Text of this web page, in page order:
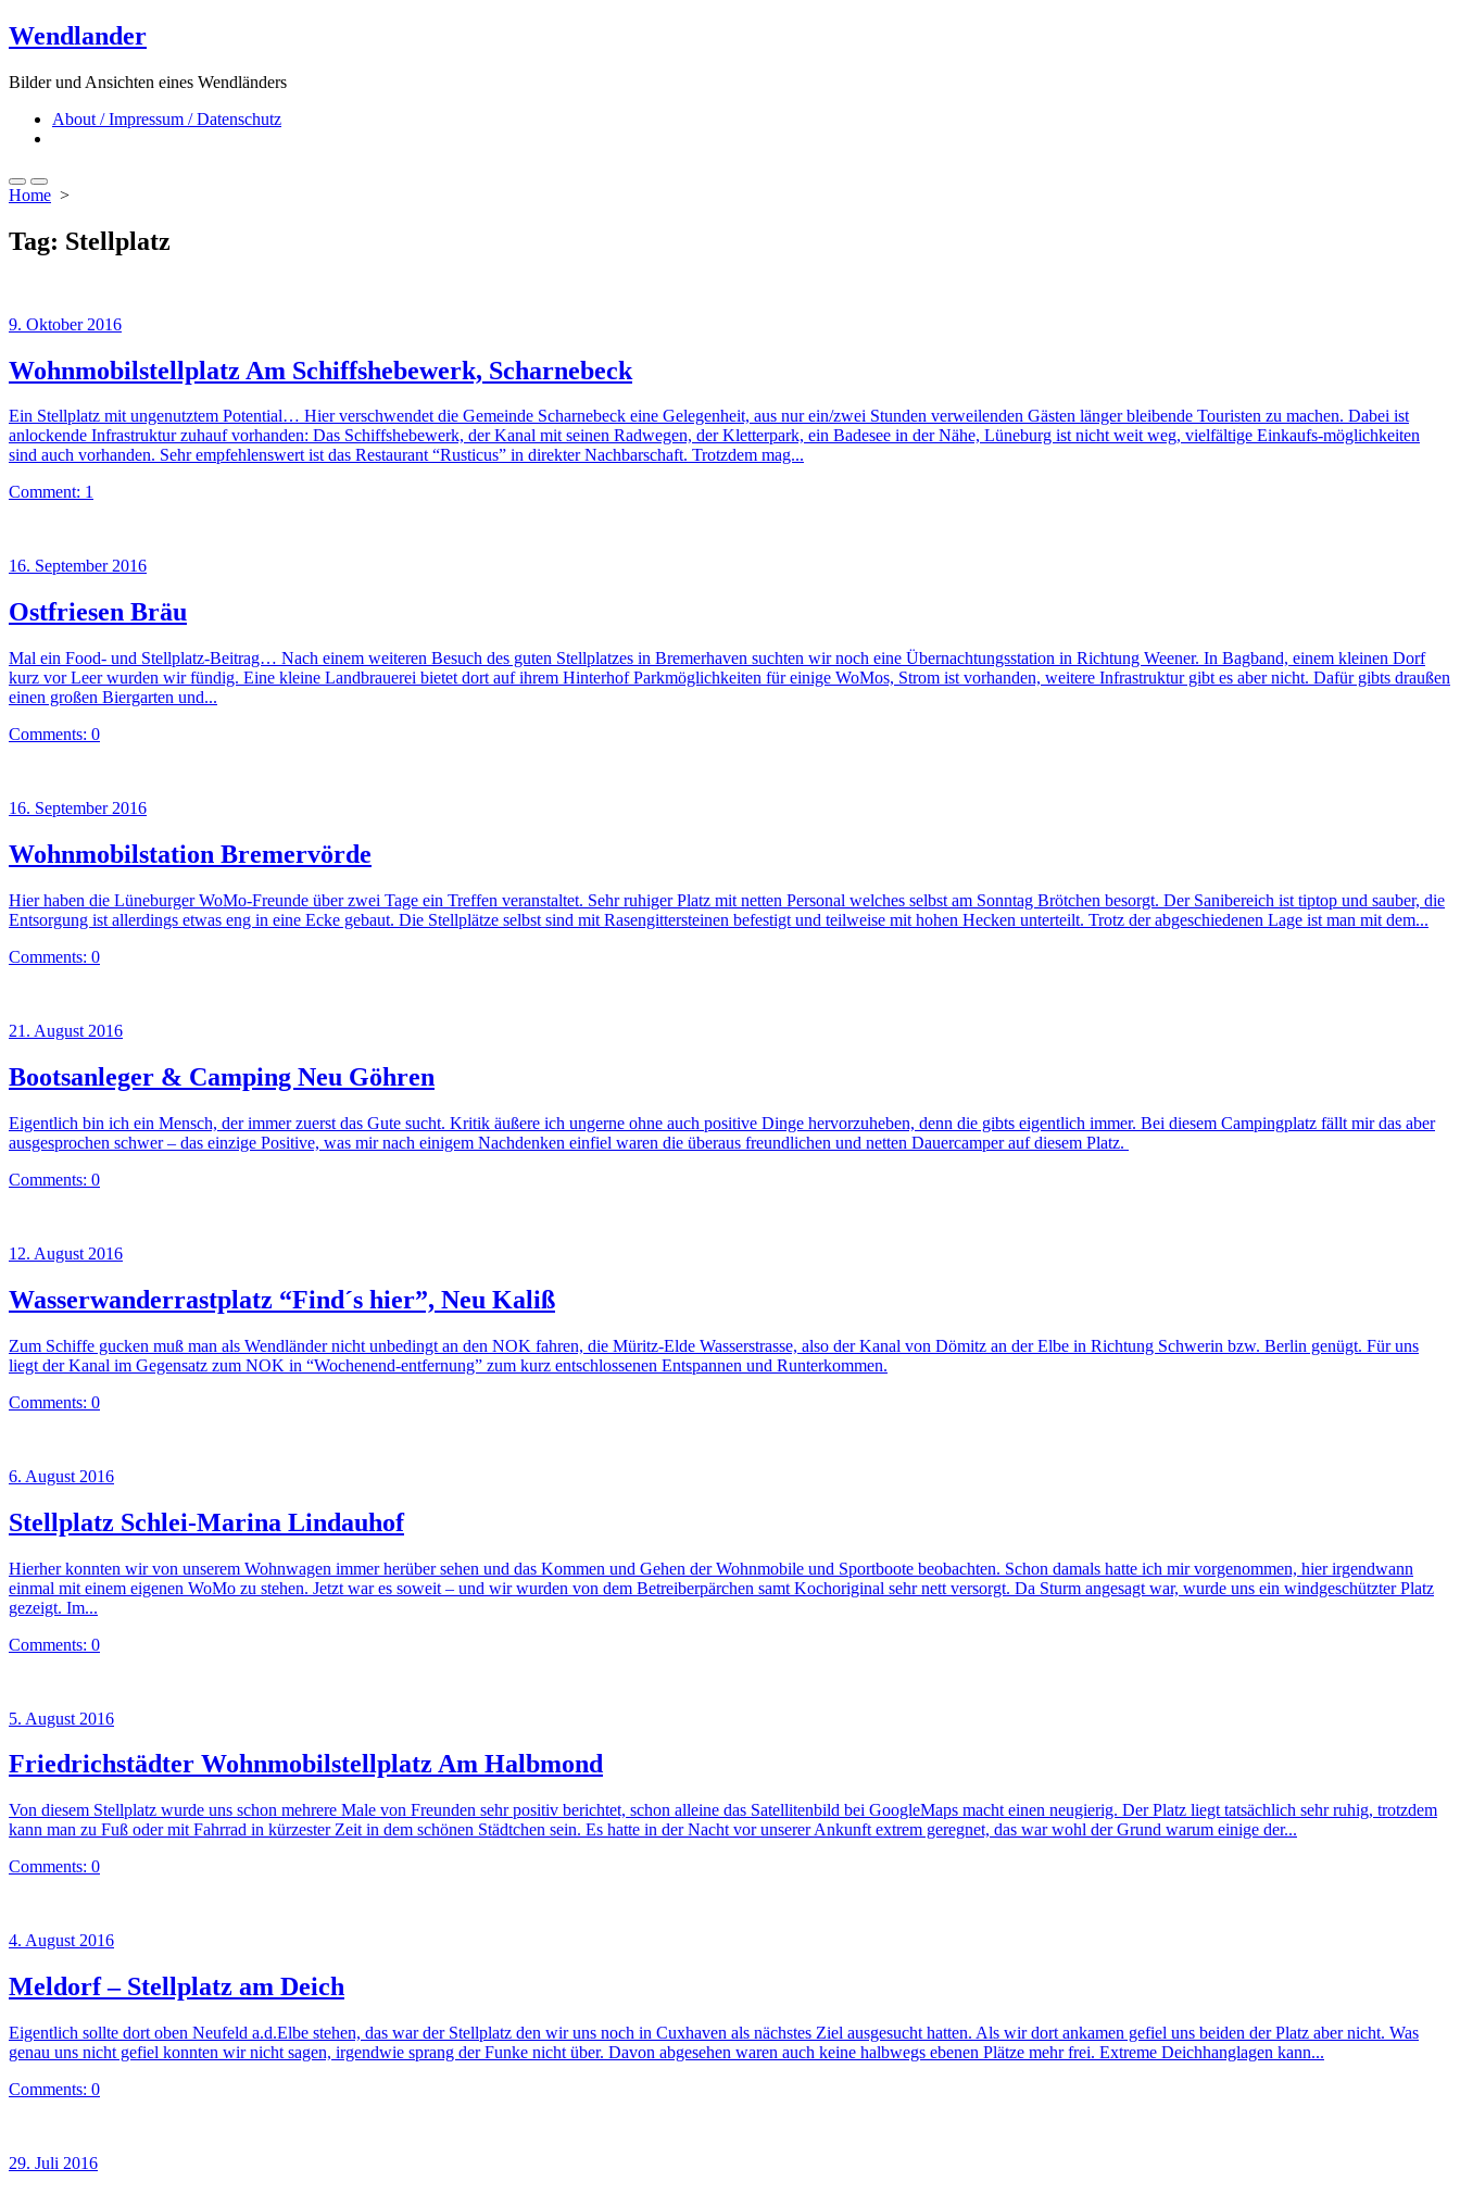
Skip
to
Wendlander
Bilder und Ansichten eines Wendländers
About / Impressum / Datenschutz
Search
Toggle
Menu
Home >
Tag: Stellplatz
9. Oktober 2016
Wohnmobilstellplatz Am Schiffshebewerk, Scharnebeck
Ein Stellplatz mit ungenutztem Potential… Hier verschwendet die Gemeinde Scharnebeck eine Gelegenheit, aus nur ein/zwei Stunden verweilenden Gästen länger bleibende Touristen zu machen. Dabei ist
anlockende Infrastruktur zuhauf vorhanden: Das Schiffshebewerk, der Kanal mit seinen Radwegen, der Kletterpark, ein Badesee in der Nähe, Lüneburg ist nicht weit weg, vielfältige Einkaufs-möglichkeiten
sind auch vorhanden. Sehr empfehlenswert ist das Restaurant “Rusticus” in direkter Nachbarschaft. Trotzdem mag...
Comment: 1
16. September 2016
Ostfriesen Bräu
Mal ein Food- und Stellplatz-Beitrag… Nach einem weiteren Besuch des guten Stellplatzes in Bremerhaven suchten wir noch eine Übernachtungsstation in Richtung Weener. In Bagband, einem kleinen Dorf
kurz vor Leer wurden wir fündig. Eine kleine Landbrauerei bietet dort auf ihrem Hinterhof Parkmöglichkeiten für einige WoMos, Strom ist vorhanden, weitere Infrastruktur gibt es aber nicht. Dafür gibts draußen
einen großen Biergarten und...
Comments: 0
16. September 2016
Wohnmobilstation Bremervörde
Hier haben die Lüneburger WoMo-Freunde über zwei Tage ein Treffen veranstaltet. Sehr ruhiger Platz mit netten Personal welches selbst am Sonntag Brötchen besorgt. Der Sanibereich ist tiptop und sauber, die
Entsorgung ist allerdings etwas eng in eine Ecke gebaut. Die Stellplätze selbst sind mit Rasengittersteinen befestigt und teilweise mit hohen Hecken unterteilt. Trotz der abgeschiedenen Lage ist man mit dem...
Comments: 0
21. August 2016
Bootsanleger & Camping Neu Göhren
Eigentlich bin ich ein Mensch, der immer zuerst das Gute sucht. Kritik äußere ich ungerne ohne auch positive Dinge hervorzuheben, denn die gibts eigentlich immer. Bei diesem Campingplatz fällt mir das aber
ausgesprochen schwer – das einzige Positive, was mir nach einigem Nachdenken einfiel waren die überaus freundlichen und netten Dauercamper auf diesem Platz.
Comments: 0
12. August 2016
Wasserwanderrastplatz “Find´s hier”, Neu Kaliß
Zum Schiffe gucken muß man als Wendländer nicht unbedingt an den NOK fahren, die Müritz-Elde Wasserstrasse, also der Kanal von Dömitz an der Elbe in Richtung Schwerin bzw. Berlin genügt. Für uns
liegt der Kanal im Gegensatz zum NOK in “Wochenend-entfernung” zum kurz entschlossenen Entspannen und Runterkommen.
Comments: 0
6. August 2016
Stellplatz Schlei-Marina Lindauhof
Hierher konnten wir von unserem Wohnwagen immer herüber sehen und das Kommen und Gehen der Wohnmobile und Sportboote beobachten. Schon damals hatte ich mir vorgenommen, hier irgendwann
einmal mit einem eigenen WoMo zu stehen. Jetzt war es soweit – und wir wurden von dem Betreiberpärchen samt Kochoriginal sehr nett versorgt. Da Sturm angesagt war, wurde uns ein windgeschützter Platz
gezeigt. Im...
Comments: 0
5. August 2016
Friedrichstädter Wohnmobilstellplatz Am Halbmond
Von diesem Stellplatz wurde uns schon mehrere Male von Freunden sehr positiv berichtet, schon alleine das Satellitenbild bei GoogleMaps macht einen neugierig. Der Platz liegt tatsächlich sehr ruhig, trotzdem
kann man zu Fuß oder mit Fahrrad in kürzester Zeit in dem schönen Städtchen sein. Es hatte in der Nacht vor unserer Ankunft extrem geregnet, das war wohl der Grund warum einige der...
Comments: 0
4. August 2016
Meldorf – Stellplatz am Deich
Eigentlich sollte dort oben Neufeld a.d.Elbe stehen, das war der Stellplatz den wir uns noch in Cuxhaven als nächstes Ziel ausgesucht hatten. Als wir dort ankamen gefiel uns beiden der Platz aber nicht. Was
genau uns nicht gefiel konnten wir nicht sagen, irgendwie sprang der Funke nicht über. Davon abgesehen waren auch keine halbwegs ebenen Plätze mehr frei. Extreme Deichhanglagen kann...
Comments: 0
29. Juli 2016